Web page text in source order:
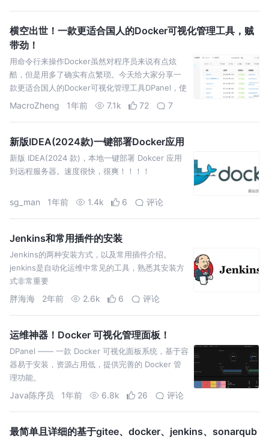
横空出世！一款更适合国人的Docker可视化管理工具，贼
带劲！
用命令行来操作Docker虽然对程序员来说有点炫
酷，但是用多了确实有点繁琐。今天给大家分享一
款更适合国人的Docker可视化管理工具DPanel，使
用它管理Docker能彻底解放你的双手！
MacroZheng 1年前 7.1k 72 7
新版IDEA(2024款)一键部署Docker应用
新版 IDEA(2024 款)，本地一键部署 Dokcer 应用
到远程服务器。速度很快，很爽！！！！
sg_man 1年前 1.4k 6 评论
Jenkins和常用插件的安装
Jenkins的两种安装方式，以及常用插件介绍。
jenkins是自动化运维中常见的工具，熟悉其安装方
式非常重要
胖海海 2年前 2.6k 6 评论
运维神器！Docker 可视化管理面板！
DPanel —— 一款 Docker 可视化面板系统，基于容
器易于安装，资源占用低，提供完善的 Docker 管
理功能。
Java陈序员 1年前 6.8k 26 评论
最简单且详细的基于gitee、docker、jenkins、sonarqub